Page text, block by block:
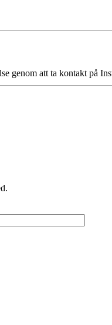
genom att ta kontakt på